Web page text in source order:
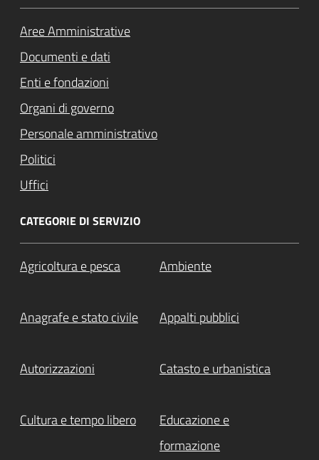
Aree Amministrative
Documenti e dati
Enti e fondazioni
Organi di governo
Personale amministrativo
Politici
Uffici
CATEGORIE DI SERVIZIO
Agricoltura e pesca Ambiente
Anagrafe e stato civile Appalti pubblici
Autorizzazioni Catasto e urbanistica
Cultura e tempo libero
Educazione e
formazione